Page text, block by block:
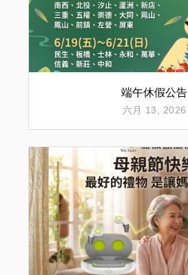
端午休假公告
六月 13, 2026